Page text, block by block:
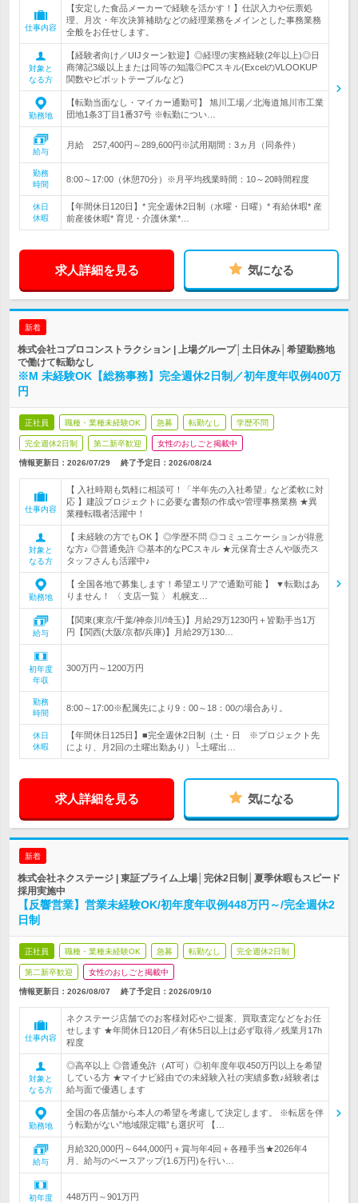
仕事内容
【安定した食品メーカーで経験を活かす！】仕訳入力や伝票処
理、月次・年次決算補助などの経理業務をメインとした事務業務
全般をお任せします。
対象と
なる方
【経験者向け／UIJターン歓迎】◎経理の実務経験(2年以上)◎日
商簿記3級以上または同等の知識◎PCスキル(ExcelのVLOOKUP
関数やピボットテーブルなど)
勤務地
【転勤当面なし・マイカー通勤可】 旭川工場／北海道旭川市工業
団地1条3丁目1番37号 ※転勤につい…
給与
月給 257,400円～289,600円※試用期間：3ヵ月（同条件）
勤務
時間
8:00～17:00（休憩70分）※月平均残業時間：10～20時間程度
休日
休暇
【年間休日120日】* 完全週休2日制（水曜・日曜）* 有給休暇* 産
前産後休暇* 育児・介護休業*…
求人詳細を見る 気になる
新着
株式会社コプロコンストラクション | 上場グループ│土日休み│希望勤務地
で働けて転勤なし
※M 未経験OK【総務事務】完全週休2日制／初年度年収例400万
円
正社員 職種・業種未経験OK 急募 転勤なし 学歴不問
完全週休2日制 第二新卒歓迎 女性のおしごと掲載中
情報更新日：2026/07/29 終了予定日： 2026/08/24
仕事内容
【 入社時期も気軽に相談可！「半年先の入社希望」など柔軟に対
応 】建設プロジェクトに必要な書類の作成や管理事務業務 ★異
業種転職者活躍中！
対象と
なる方
【 未経験の方でもOK 】◎学歴不問 ◎コミュニケーションが得意
な方♪ ◎普通免許 ◎基本的なPCスキル ★元保育士さんや販売ス
タッフさんも活躍中♪
勤務地
【 全国各地で募集します！希望エリアで通勤可能 】 ▼転勤はあ
りません！ 〈 支店一覧 〉 札幌支…
給与
【関東(東京/千葉/神奈川/埼玉)】月給29万1230円＋皆勤手当1万
円【関西(大阪/京都/兵庫)】月給29万130…
初年度
年収
300万円～1200万円
勤務
時間
8:00～17:00※配属先により9：00～18：00の場合あり。
休日
休暇
【年間休日125日】■完全週休2日制（土・日 ※プロジェクト先
により、月2回の土曜出勤あり）└土曜出…
求人詳細を見る 気になる
新着
株式会社ネクステージ | 東証プライム上場│完休2日制│夏季休暇もスピード
採用実施中
【反響営業】営業未経験OK/初年度年収例448万円～/完全週休2
日制
正社員 職種・業種未経験OK 急募 転勤なし 完全週休2日制
第二新卒歓迎 女性のおしごと掲載中
情報更新日：2026/08/07 終了予定日： 2026/09/10
仕事内容
ネクステージ店舗でのお客様対応やご提案、買取査定などをお任
せします ★年間休日120日／有休5日以上は必ず取得／残業月17h
程度
対象と
なる方
◎高卒以上 ◎普通免許（AT可）◎初年度年収450万円以上を希望
している方 ★マイナビ経由での未経験入社の実績多数♪経験者は
給与面で優遇します
勤務地
全国の各店舗から本人の希望を考慮して決定します。 ※転居を伴
う転勤がない”地域限定職”も選択可 【…
給与
月給320,000円～644,000円＋賞与年4回＋各種手当★2026年4
月、給与のベースアップ(1.6万円)を行い…
初年度
448万円～901万円